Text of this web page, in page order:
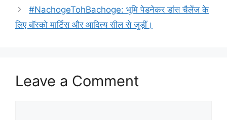
#NachogeTohBachoge: भूमि पेडनेकर डांस चैलेंज के
लिए बॉस्को मार्टिस और आदित्य सील से जुड़ीं।
Leave a Comment